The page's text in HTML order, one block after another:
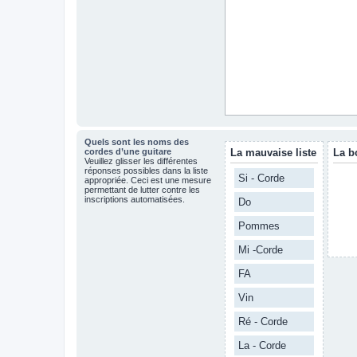
Quels sont les noms des
cordes d’une guitare
Veuillez glisser les différentes
réponses possibles dans la liste
appropriée. Ceci est une mesure
permettant de lutter contre les
inscriptions automatisées.
La mauvaise liste
Si - Corde
Do
Pommes
Mi -Corde
FA
Vin
Ré - Corde
La - Corde
La